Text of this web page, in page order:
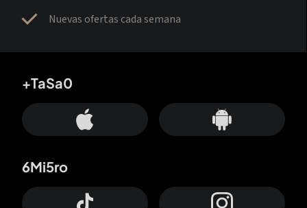
Nuevas ofertas cada semana
+TaSa0
6Mi5ro